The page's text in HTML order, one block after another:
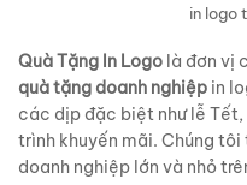
in logo
Quà Tặng In Logo là đơn vị
quà tặng doanh nghiệp in
các dịp đặc biệt như lễ
trình khuyến mãi. Chúng
doanh nghiệp lớn và nhỏ